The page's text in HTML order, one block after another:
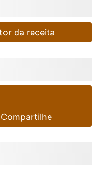
da receita